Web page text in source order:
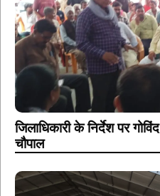
जिलाधिकारी के निर्देश पर
चौपाल